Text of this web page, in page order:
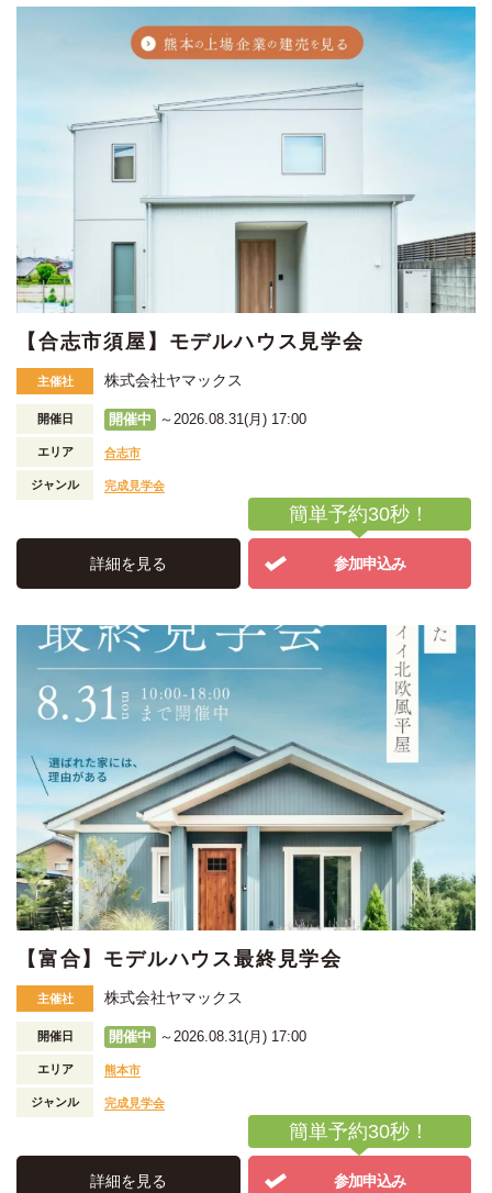
【合志市須屋】モデルハウス見学会
主催社 株式会社ヤマックス
開催日 開催中 ～2026.08.31(月) 17:00
エリア 合志市
ジャンル 完成見学会
詳細を見る 参加申込み
簡単予約30秒！
【富合】モデルハウス最終見学会
主催社 株式会社ヤマックス
開催日 開催中 ～2026.08.31(月) 17:00
エリア 熊本市
ジャンル 完成見学会
詳細を見る 参加申込み
簡単予約30秒！